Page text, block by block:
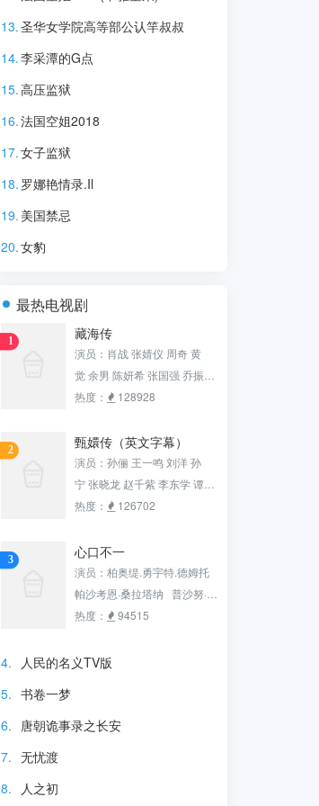
13.圣华女学院高等部公认竿叔叔
14.李采潭的G点
15.高压监狱
16.法国空姐2018
17.女子监狱
18. 罗娜艳情录.Il
19. 美国禁忌
20.女豹
最热电视剧
1 藏海传
演员：肖战 张婧仪 周奇 黄
觉 余男 陈妍希 张国强 乔振
宇 田小洁 沙宝亮 张铎 白冰 赵
潼 刘潮 钟汉良
热度： 128928
2 甄嬛传（英文字幕）
演员：孙俪 王一鸣 刘洋 孙
宁 张晓龙 赵千紫 李东学 谭松
韵 陈建斌 李璐兵 蔡少芬 唐艺
波 沈保平 杨淇 陶昕然 孙茜 蓝
盈莹 张志伟 马丹阳 蒋欣 王丽
涵 徐璐 张雅萌 邬立朋 罗康 李
佳璇 刘荫 汪晴 战菁一 李宜
Guo 杨紫嫣 秦一铭 王文杰 斓
平 李天柱 赵秦 郭子豪 康福
热度： 126702
3 心口不一
演员：柏奥缇.勇宇特.德姆托
帕沙考恩·桑拉塔纳 普沙努·翁
沙瓦尼查功 Punn
晨浩宇 Gunkul Suwichak
热度： 94515
4.
人民的名义TV版
5. 书卷一梦
6.
唐朝诡事录之长安
7. 无忧渡
8.
人之初